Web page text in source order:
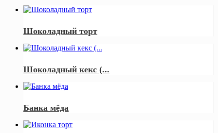
Шоколадный торт
Шоколадный кекс (...
Банка мёда